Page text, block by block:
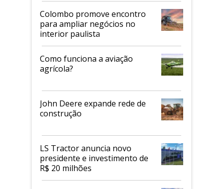
Colombo promove encontro
para ampliar negócios no
interior paulista
Como funciona a aviação
agrícola?
John Deere expande rede de
construção
LS Tractor anuncia novo
presidente e investimento de
R$ 20 milhões